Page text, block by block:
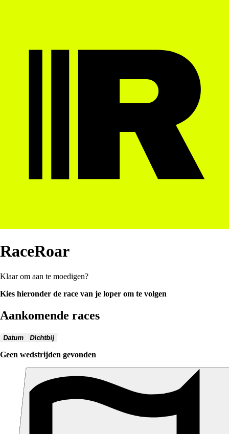
RaceRoar
Klaar om aan te moedigen?
Kies hieronder de race van je loper om te volgen
Aankomende races
Datum Dichtbij
Geen wedstrijden gevonden